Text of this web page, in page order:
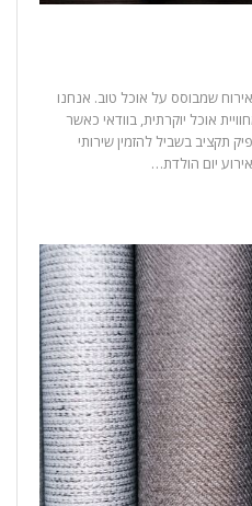
שמבוסס על אוכל טוב. אנחנו
אוכל יוקרתית, בוודאי כאשר
תקציב בשביל להזמין שירותי
יום הולדת…